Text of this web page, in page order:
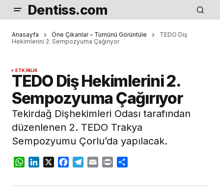
Dentiss.com
Anasayfa Öne Çıkanlar – Tümünü Görüntüle
TEDO Diş
Hekimlerini 2. Sempozyuma Çağırıyor
ETKINLIK
TEDO Diş Hekimlerini 2.
Sempozyuma Çağırıyor
Tekirdağ Dişhekimleri Odası tarafından
düzenlenen 2. TEDO Trakya
Sempozyumu Çorlu’da yapılacak.
WhatsApp
LinkedIn
X Facebook
Telegram
Email Print